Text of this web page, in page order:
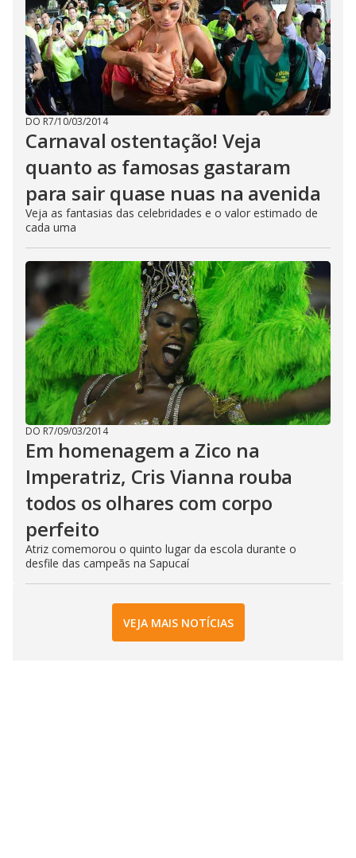
DO R7/10/03/2014
Carnaval ostentação! Veja
quanto as famosas gastaram
para sair quase nuas na avenida
Veja as fantasias das celebridades e o valor estimado de
cada uma
DO R7/09/03/2014
Em homenagem a Zico na
Imperatriz, Cris Vianna rouba
todos os olhares com corpo
perfeito
Atriz comemorou o quinto lugar da escola durante o
desfile das campeãs na Sapucaí
VEJA MAIS NOTÍCIAS